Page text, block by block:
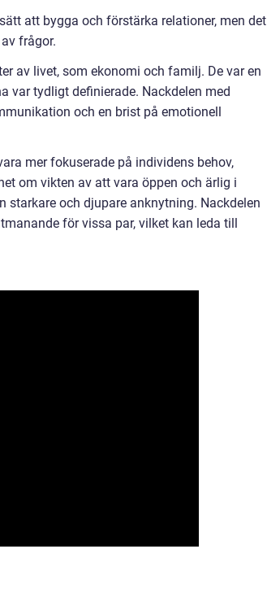
att bygga och förstärka relationer, men det
frågor.
av livet, som ekonomi och familj. De var en
var tydligt definierade. Nackdelen med
och en brist på emotionell
mer fokuserade på individens behov,
om vikten av att vara öppen och ärlig i
och djupare anknytning. Nackdelen
för vissa par, vilket kan leda till